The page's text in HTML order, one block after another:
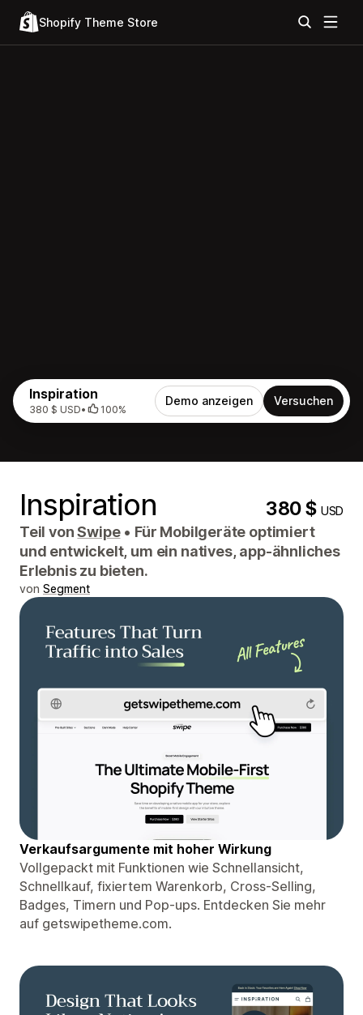
Shopify Theme Store
Inspiration
380 $ USD• 100%
Demo anzeigen Versuchen
Inspiration 380 $USD
Teil vonSwipe • Für Mobilgeräte optimiert
und entwickelt, um ein natives, app-ähnliches
Erlebnis zu bieten.
von Segment
Verkaufsargumente mit hoher Wirkung
Vollgepackt mit Funktionen wie Schnellansicht,
Schnellkauf, fixiertem Warenkorb, Cross-Selling,
Badges, Timern und Pop-ups. Entdecken Sie mehr
auf getswipetheme.com.